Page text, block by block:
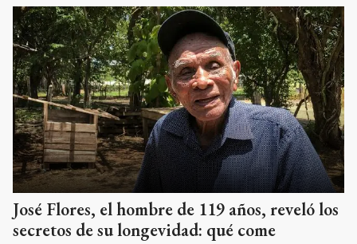
José Flores, el hombre de 119 años, reveló los
secretos de su longevidad: qué come